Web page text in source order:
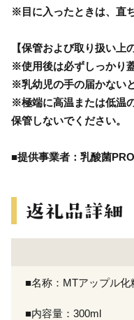
※目に入ったときは、直
【保管および取り扱い上
※使用後は必ずしっかり
※乳幼児の手の届かない
※極端に高温または低温
保管しないでください。
■提供事業者：乳酸菌
■名称：MTアップル化
■内容量：300ml